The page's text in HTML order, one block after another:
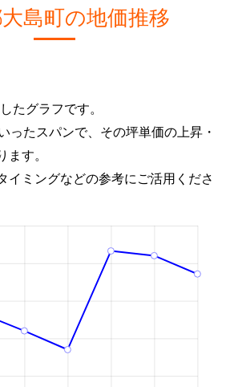
島町の地価推移
たグラフです。
ったスパンで、その坪単価の上昇・
す。
イミングなどの参考にご活用くださ